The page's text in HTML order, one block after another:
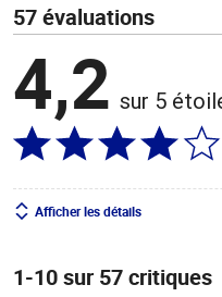
57 évaluations
4,2 sur 5
Afficher les détails
1-10 sur 57 critiques